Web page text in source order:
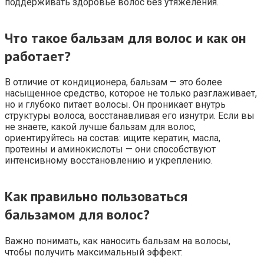
Что такое бальзам для волос и как он
работает?
В отличие от кондиционера, бальзам — это более
насыщенное средство, которое не только разглаживает,
но и глубоко питает волосы. Он проникает внутрь
структуры волоса, восстанавливая его изнутри. Если вы
не знаете, какой лучше бальзам для волос,
ориентируйтесь на состав: ищите кератин, масла,
протеины и аминокислоты — они способствуют
интенсивному восстановлению и укреплению.
Как правильно пользоваться
бальзамом для волос?
Важно понимать, как наносить бальзам на волосы,
чтобы получить максимальный эффект: